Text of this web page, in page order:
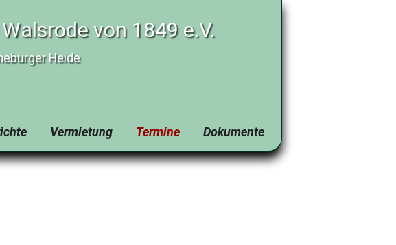
von 1849 e.V.
Heide
Vermietung Termine Dokumente